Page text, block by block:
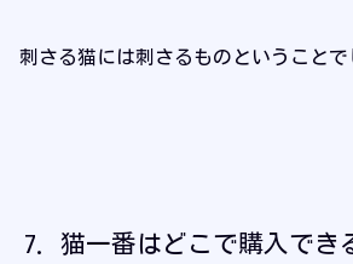
刺さる猫には刺さるものということで
猫一番はどこで購入でき